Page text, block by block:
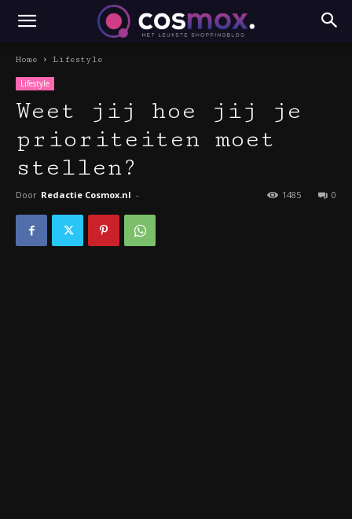
Home Lifestyle
Lifestyle
Weet jij hoe jij je
prioriteiten moet
stellen?
Door Redactie Cosmox.nl - 0
1485